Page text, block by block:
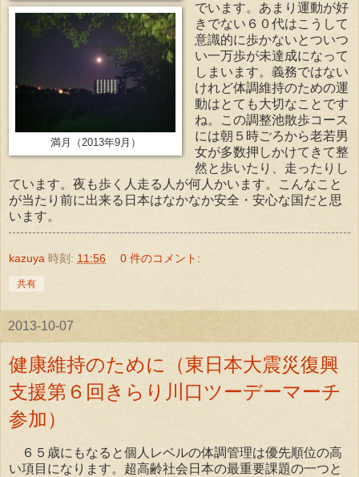
満月（2013年9月）
でいます。あまり運動が好
きでない６０代はこうして
意識的に歩かないとついつ
い一万歩が未達成になって
しまいます。義務ではない
けれど体調維持のための運
動はとても大切なことです
ね。この調整池散歩コース
には朝５時ごろから老若男
女が多数押しかけてきて整
然と歩いたり、走ったりし
ています。夜も歩く人走る人が何人かいます。こんなこと
が当たり前に出来る日本はなかなか安全・安心な国だと思
います。
kazuya 時刻: 11:56 0 件のコメント:
共有
2013-10-07
健康維持のために（東日本大震災復興
支援第６回きらり川口ツーデーマーチ
参加）
６５歳にもなると個人レベルの体調管理は優先順位の高
い項目になります。超高齢社会日本の最重要課題の一つと